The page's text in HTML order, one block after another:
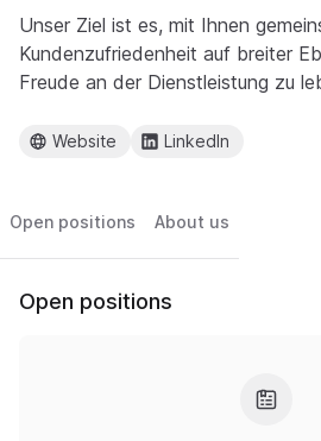
Unser Ziel ist es, mit Ihnen
Kundenzufriedenheit auf breiter
Freude an der Dienstleistung zu
Website LinkedIn
Open positions About us
Open positions